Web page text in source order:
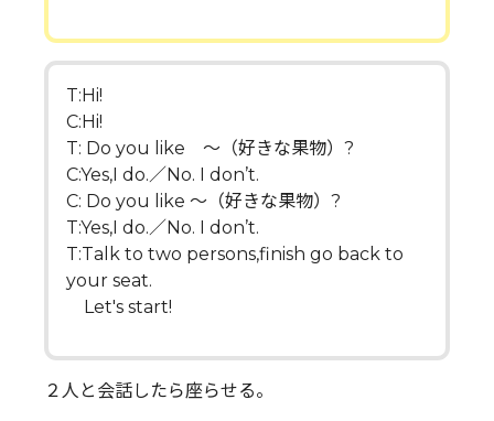
T:Hi!
C:Hi!
T: Do you like ～（好きな果物）?
C:Yes,I do.／No. I don’t.
C: Do you like ～（好きな果物）?
T:Yes,I do.／No. I don’t.
T:Talk to two persons,finish go back to
your seat.
Let's start!
２人と会話したら座らせる。